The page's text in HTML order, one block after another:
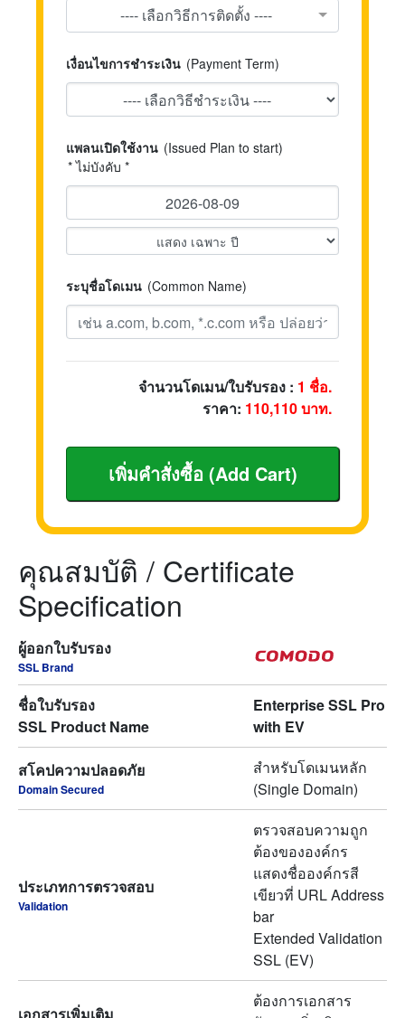
---- เลือกวิธีการติดตั้ง ----
เงื่อนไขการชำระเงิน (Payment Term)
แพลนเปิดใช้งาน (Issued Plan to start)
* ไม่บังคับ *
ระบุชื่อโดเมน (Common Name)
จำนวนโดเมน/ใบรับรอง : 1 ชื่อ.
ราคา: 110,110บาท.
คุณสมบัติ / Certificate
Specification
ผู้ออกใบรับรอง
SSL Brand
ชื่อใบรับรอง
SSL Product Name
Enterprise SSL Pro
with EV
สโคปความปลอดภัย
Domain Secured
สำหรับโดเมนหลัก
(Single Domain)
ประเภทการตรวจสอบ
Validation
ตรวจสอบความถูก
ต้องขององค์กร
แสดงชื่อองค์กรสี
เขียวที่ URL Address
bar
Extended Validation
SSL (EV)
ต้องการเอกสาร